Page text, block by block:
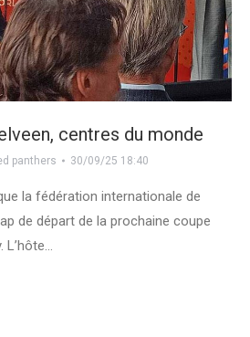
centres du monde
panthers 30/09/25 18:40
la fédération internationale de
de départ de la prochaine coupe
L’hôte…